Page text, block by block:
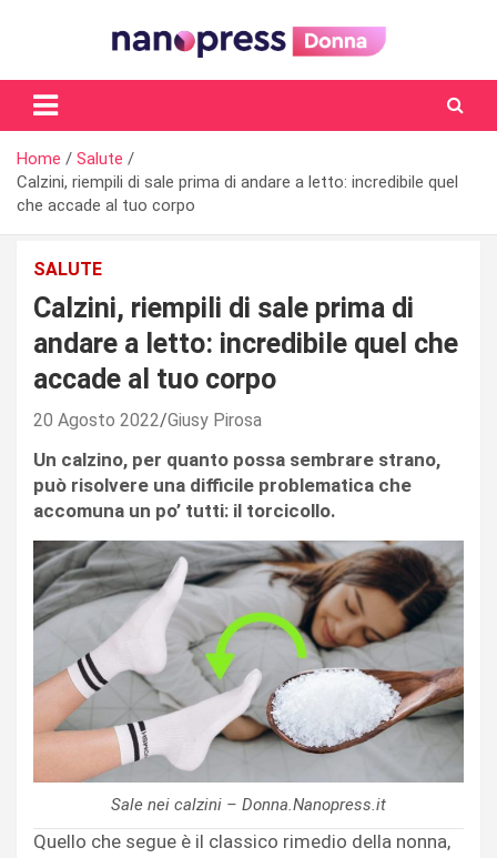
Il magazine femminile di Nanopress.it
Home
Salute
Calzini, riempili di sale prima di andare a letto: incredibile quel
che accade al tuo corpo
SALUTE
Calzini, riempili di sale prima di
andare a letto: incredibile quel che
accade al tuo corpo
20 Agosto 2022 Giusy Pirosa
Un calzino, per quanto possa sembrare strano,
può risolvere una difficile problematica che
accomuna un po’ tutti: il torcicollo.
Sale nei calzini – Donna.Nanopress.it
Quello che segue è il classico rimedio della nonna,